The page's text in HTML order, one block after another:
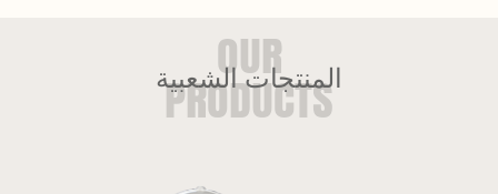
المنتجات الشعبية